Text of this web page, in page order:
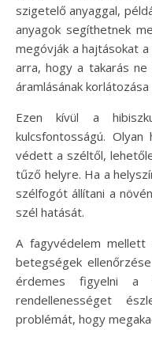
szigetelő anyaggal,
anyagok segíthetnek
megóvják a hajtásokat
arra, hogy a takarás
áramlásának
Ezen kívül a
kulcsfontosságú.
védett a széltől,
tűző helyre. Ha a
szélfogót állítani a
szél hatását.
A fagyvédelem
betegségek
érdemes figyelni a
rendellenességet
problémát, hogy